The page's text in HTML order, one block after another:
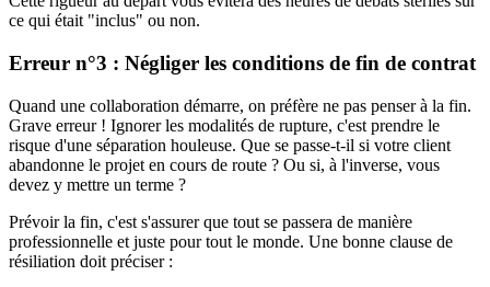
ce qui était "inclus" ou non.
Erreur n°3 : Négliger les conditions de fin de contrat
Quand une collaboration démarre, on préfère ne pas penser à la fin.
Grave erreur ! Ignorer les modalités de rupture, c'est prendre le
risque d'une séparation houleuse. Que se passe-t-il si votre client
abandonne le projet en cours de route ? Ou si, à l'inverse, vous
devez y mettre un terme ?
Prévoir la fin, c'est s'assurer que tout se passera de manière
professionnelle et juste pour tout le monde. Une bonne clause de
résiliation doit préciser :